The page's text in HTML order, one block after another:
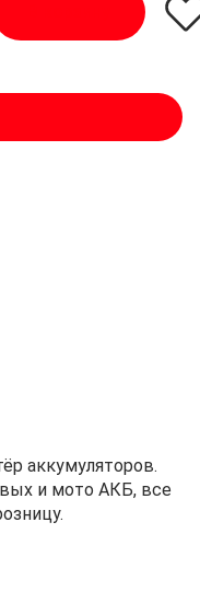
аккумуляторов.
и мото АКБ, все